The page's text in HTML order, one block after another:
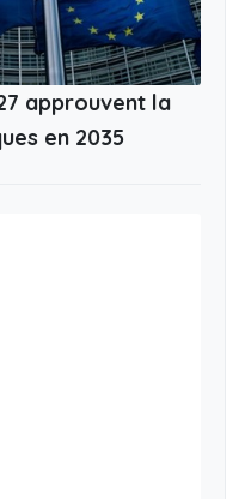
approuvent la
en 2035